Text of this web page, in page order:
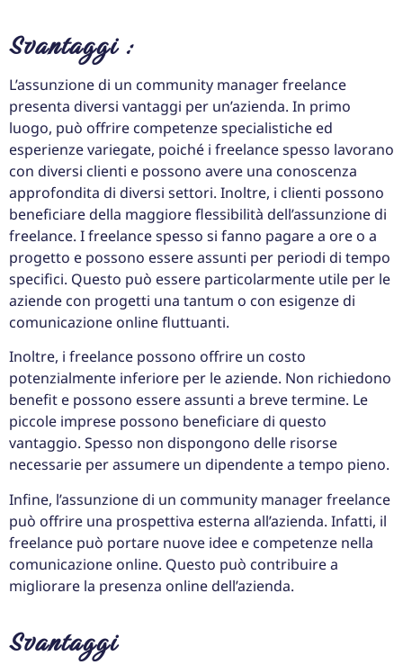
Svantaggi :
L’assunzione di un community manager freelance
presenta diversi vantaggi per un’azienda. In primo
luogo, può offrire competenze specialistiche ed
esperienze variegate, poiché i freelance spesso lavorano
con diversi clienti e possono avere una conoscenza
approfondita di diversi settori. Inoltre, i clienti possono
beneficiare della maggiore flessibilità dell’assunzione di
freelance. I freelance spesso si fanno pagare a ore o a
progetto e possono essere assunti per periodi di tempo
specifici. Questo può essere particolarmente utile per le
aziende con progetti una tantum o con esigenze di
comunicazione online fluttuanti.
Inoltre, i freelance possono offrire un costo
potenzialmente inferiore per le aziende. Non richiedono
benefit e possono essere assunti a breve termine. Le
piccole imprese possono beneficiare di questo
vantaggio. Spesso non dispongono delle risorse
necessarie per assumere un dipendente a tempo pieno.
Infine, l’assunzione di un community manager freelance
può offrire una prospettiva esterna all’azienda. Infatti, il
freelance può portare nuove idee e competenze nella
comunicazione online. Questo può contribuire a
migliorare la presenza online dell’azienda.
Svantaggi